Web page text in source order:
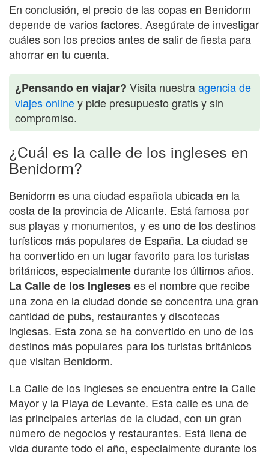
En conclusión, el precio de las copas en Benidorm
depende de varios factores. Asegúrate de investigar
cuáles son los precios antes de salir de fiesta para
ahorrar en tu cuenta.
¿Pensando en viajar? Visita nuestraagencia de
viajes onliney pide presupuesto gratis y sin
compromiso.
¿Cuál es la calle de los ingleses en
Benidorm?
Benidorm es una ciudad española ubicada en la
costa de la provincia de Alicante. Está famosa por
sus playas y monumentos, y es uno de los destinos
turísticos más populares de España. La ciudad se
ha convertido en un lugar favorito para los turistas
británicos, especialmente durante los últimos años.
La Calle de los Ingleseses el nombre que recibe
una zona en la ciudad donde se concentra una gran
cantidad de pubs, restaurantes y discotecas
inglesas. Esta zona se ha convertido en uno de los
destinos más populares para los turistas británicos
que visitan Benidorm.
La Calle de los Ingleses se encuentra entre la Calle
Mayor y la Playa de Levante. Esta calle es una de
las principales arterias de la ciudad, con un gran
número de negocios y restaurantes. Está llena de
vida durante todo el año, especialmente durante los